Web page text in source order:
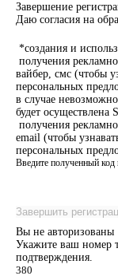
Завершение
Даю согласия на
*создания и
получения
вайбер, смс (чтобы
персональных
в случае
будет осуществлена
получения
email (чтобы
персональных
Введите полученный код
Завершить
Вы не авторизованы
Укажите ваш номер
подтверждения.